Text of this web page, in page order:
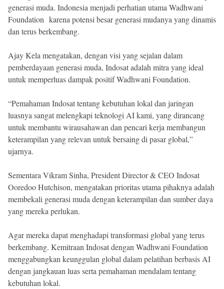
generasi muda. Indonesia menjadi perhatian utama Wadhwani
Foundation karena potensi besar generasi mudanya yang dinamis
dan terus berkembang.
Ajay Kela mengatakan, dengan visi yang sejalan dalam
pemberdayaan generasi muda, Indosat adalah mitra yang ideal
untuk memperluas dampak positif Wadhwani Foundation.
“Pemahaman Indosat tentang kebutuhan lokal dan jaringan
luasnya sangat melengkapi teknologi AI kami, yang dirancang
untuk membantu wirausahawan dan pencari kerja membangun
keterampilan yang relevan untuk bersaing di pasar global,”
ujarnya.
Sementara Vikram Sinha, President Director & CEO Indosat
Ooredoo Hutchison, mengatakan prioritas utama pihaknya adalah
membekali generasi muda dengan keterampilan dan sumber daya
yang mereka perlukan.
Agar mereka dapat menghadapi transformasi global yang terus
berkembang. Kemitraan Indosat dengan Wadhwani Foundation
menggabungkan keunggulan global dalam pelatihan berbasis AI
dengan jangkauan luas serta pemahaman mendalam tentang
kebutuhan lokal.